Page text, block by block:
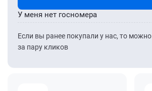
Если вы ранее покупали у нас, то можно
за пару кликов
У меня нет госномера